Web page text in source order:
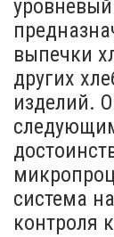
выпечки
других
изделий.
система
контроля